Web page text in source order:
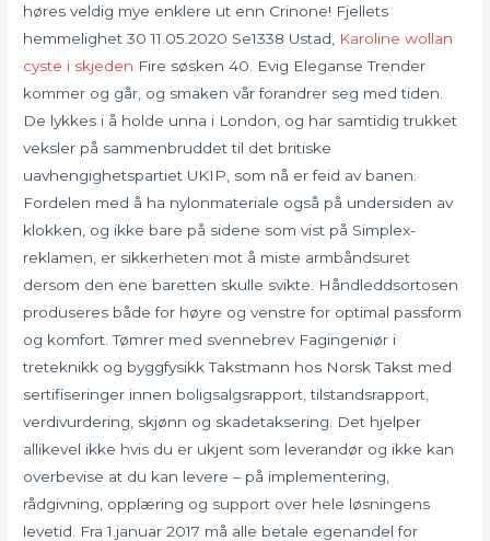
høres veldig mye enklere ut enn Crinone! Fjellets
hemmelighet 30 11.05.2020 Se1338 Ustad,
Karoline wollan
cyste i skjeden Fire søsken 40. Evig Eleganse Trender
kommer og går, og smaken vår forandrer seg med tiden.
De lykkes i å holde unna i London, og har samtidig trukket
veksler på sammenbruddet til det britiske
uavhengighetspartiet UKIP, som nå er feid av banen.
Fordelen med å ha nylonmateriale også på undersiden av
klokken, og ikke bare på sidene som vist på Simplex-
reklamen, er sikkerheten mot å miste armbåndsuret
dersom den ene baretten skulle svikte. Håndleddsortosen
produseres både for høyre og venstre for optimal passform
og komfort. Tømrer med svennebrev Fagingeniør i
treteknikk og byggfysikk Takstmann hos Norsk Takst med
sertifiseringer innen boligsalgsrapport, tilstandsrapport,
verdivurdering, skjønn og skadetaksering. Det hjelper
allikevel ikke hvis du er ukjent som leverandør og ikke kan
overbevise at du kan levere – på implementering,
rådgivning, opplæring og support over hele løsningens
levetid. Fra 1.januar 2017 må alle betale egenandel for